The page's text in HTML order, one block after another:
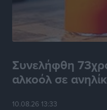
Συνελήφθη
αλκοόλ σε
10.08.26 13:33